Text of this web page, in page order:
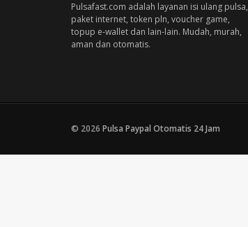
Pulsafast.com adalah layanan isi ulang pulsa,
paket internet, token pln, voucher game,
topup e-wallet dan lain-lain. Mudah, murah,
aman dan otomatis.
© 2026 Pulsa Paypal Otomatis 24 Jam